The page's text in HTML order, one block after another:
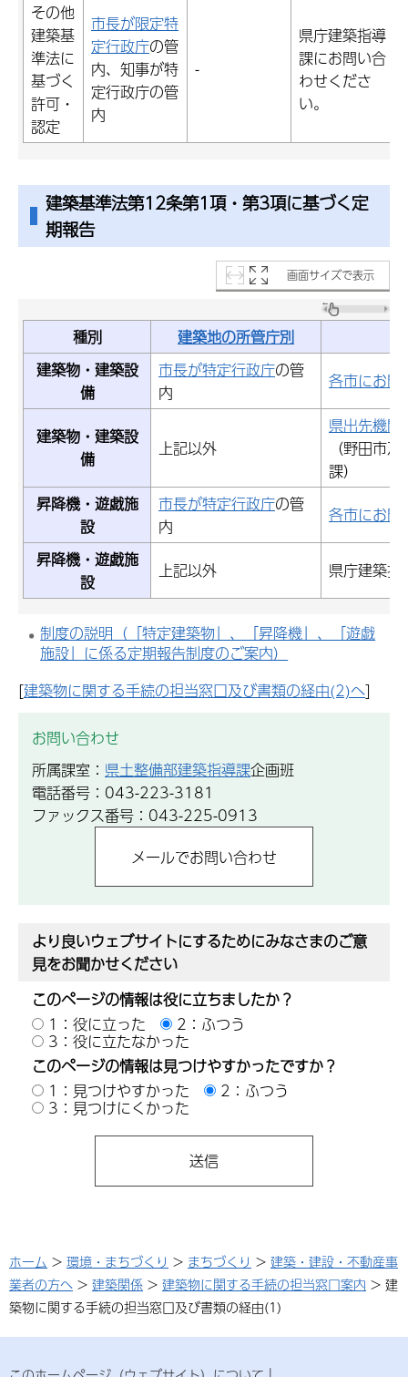
その他
建築基
準法に
基づく
許可・
認定
市長が限定特
定行政庁の管
内、知事が特
定行政庁の管
内
-
県庁建築指導
課にお問い合
わせくださ
い。
建築基準法第12条第1項・第3項に基づく定
期報告
画面サイズで表示
種別
建築地の所管庁別
建築物・建築設
備
市長が特定行政庁の管
内
各市にお問
建築物・建築設
備
上記以外
県出先機関
（野田市
課）
昇降機・遊戯施
設
市長が特定行政庁の管
内
各市にお問
昇降機・遊戯施
設
上記以外 県庁建築指
制度の説明（「特定建築物」、「昇降機」、「遊戯
施設」に係る定期報告制度のご案内）
[建築物に関する手続の担当窓口及び書類の経由(2)へ]
お問い合わせ
所属課室： 県土整備部建築指導課企画班
電話番号：043-223-3181
ファックス番号：043-225-0913
より良いウェブサイトにするためにみなさまのご意
見をお聞かせください
このページの情報は役に立ちましたか？
1：役に立った
2：ふつう
3：役に立たなかった
このページの情報は見つけやすかったですか？
1：見つけやすかった
2：ふつう
3：見つけにくかった
ホーム > 環境・まちづくり > まちづくり > 建築・建設・不動産事
業者の方へ > 建築関係 > 建築物に関する手続の担当窓口案内 > 建
築物に関する手続の担当窓口及び書類の経由(1)